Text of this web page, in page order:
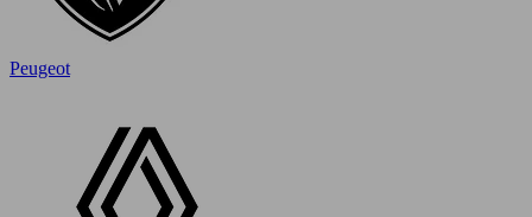
Peugeot